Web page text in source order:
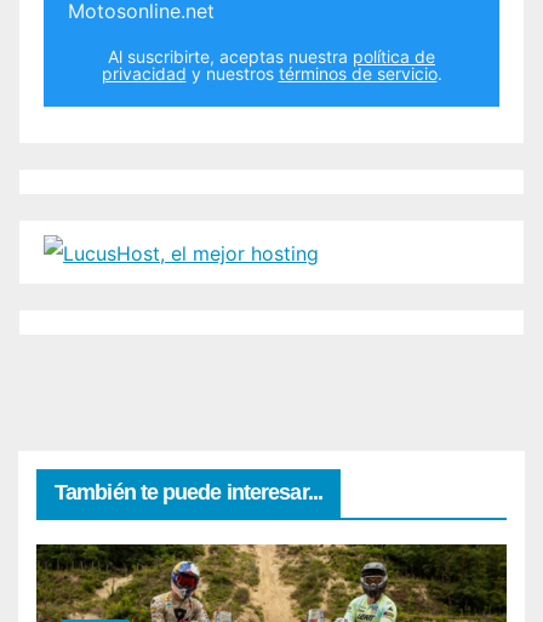
Motosonline.net
Al suscribirte, aceptas nuestra política de
privacidad y nuestros términos de servicio.
También te puede interesar...